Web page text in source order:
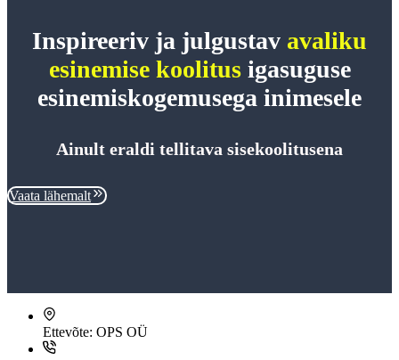
Inspireeriv ja julgustav avaliku
esinemise koolitusigasuguse
esinemiskogemusega inimesele
Ainult eraldi tellitava sisekoolitusena
Vaata lähemalt
Ettevõte: OPS OÜ